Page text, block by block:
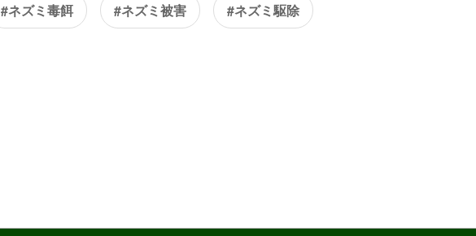
#ネズミ毒餌 #ネズミ被害 #ネズミ駆除